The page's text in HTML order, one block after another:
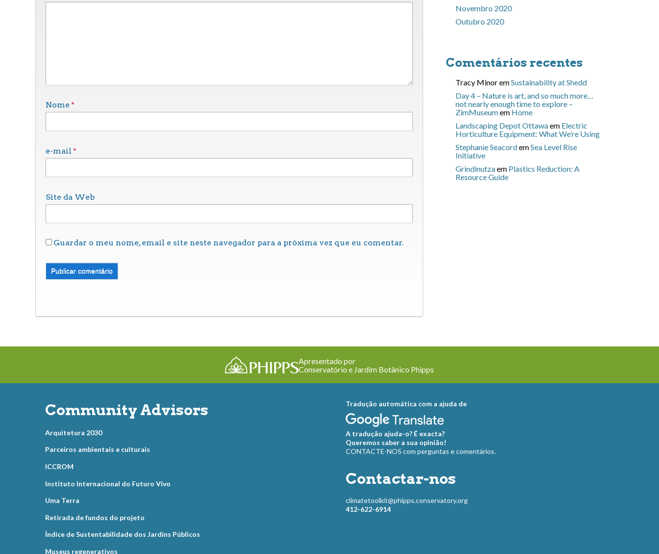
Nome*
e-mail *
Site da Web
Guardar o meu nome, email e site neste navegador para a próxima vez que eu comentar.
Novembro 2020
Outubro 2020
Comentários recentes
Tracy MinoremSustainability at Shedd
Day 4 – Nature is art, and so much more…
not nearly enough time to explore –
ZimMuseumem Home
Landscaping Depot Ottawaem Electric
Horticulture Equipment: What We’re Using
Stephanie SeacordemSea Level Rise
Initiative
Grindinutzaem Plastics Reduction: A
Resource Guide
Apresentado por
Conservatório e Jardim Botânico Phipps
Community Advisors
Arquitetura 2030
Parceiros ambientais e culturais
ICCROM
Instituto Internacional do Futuro Vivo
Uma Terra
Retirada de fundos do projeto
Índice de Sustentabilidade dos Jardins Públicos
Museus regenerativos
Tradução automática com a ajuda de
A tradução ajuda-o? É exacta?
Queremos saber a sua opinião!
CONTACTE-NOS com perguntas e comentários.
Contactar-nos
climatetoolkit@phipps.conservatory.org
412-622-6914